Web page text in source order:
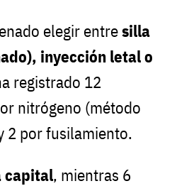
elegir entresilla
inyección letal o
registrado 12
nitrógeno (método
2 por fusilamiento.
capital, mientras 6